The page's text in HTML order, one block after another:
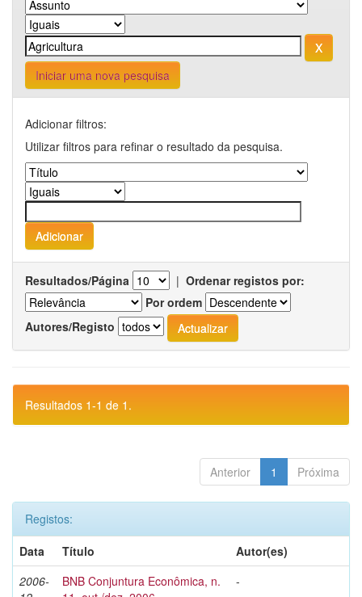
Iniciar uma nova pesquisa
Adicionar filtros:
Utilizar filtros para refinar o resultado da pesquisa.
Resultados/Página | Ordenar registos por:
Por ordem
Autores/Registo
Resultados 1-1 de 1.
Anterior 1 Próxima
Registos:
Data
Título
Autor(es)
2006-
BNB Conjuntura Econômica, n.
-